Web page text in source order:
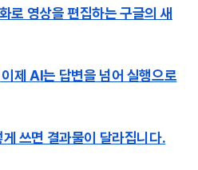
영상을 편집하는 구글의 새
제 AI는 답변을 넘어 실행으로
쓰면 결과물이 달라집니다.